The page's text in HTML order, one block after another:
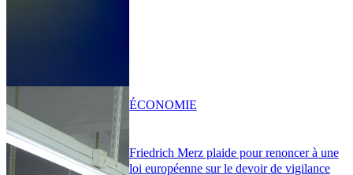
Friedrich Merz plaide pour renoncer à une
loi européenne sur le devoir de vigilance
ÉCONOMIE